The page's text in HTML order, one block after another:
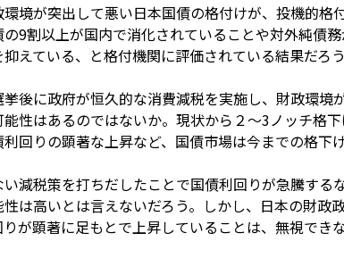
境が突出して悪い日本国債の格付けが、投機的
9割以上が国内で消化されていることや対外純債
えている、と格付機関に評価されている結果だろう
挙後に政府が恒久的な消費減税を実施し、財政環
性はあるのではないか。現状から２～3ノッチ格
回りの顕著な上昇など、国債市場は今までの格下
減税策を打ちだしたことで国債利回りが急騰す
は高いとは言えないだろう。しかし、日本の財
が顕著に足もとで上昇していることは、無視でき